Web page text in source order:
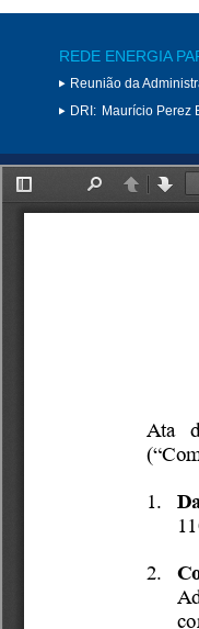
REDE ENERGIA
Reunião da
DRI: Maurício Perez